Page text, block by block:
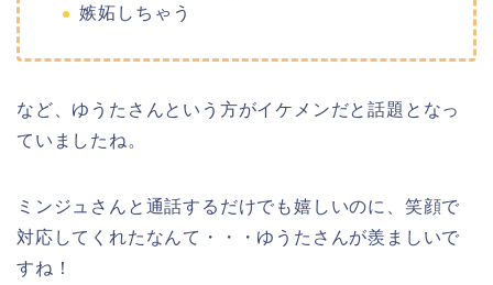
嫉妬しちゃう
など、ゆうたさんという方がイケメンだと話題となっ
ていましたね。
ミンジュさんと通話するだけでも嬉しいのに、笑顔で
対応してくれたなんて・・・ゆうたさんが羨ましいで
すね！